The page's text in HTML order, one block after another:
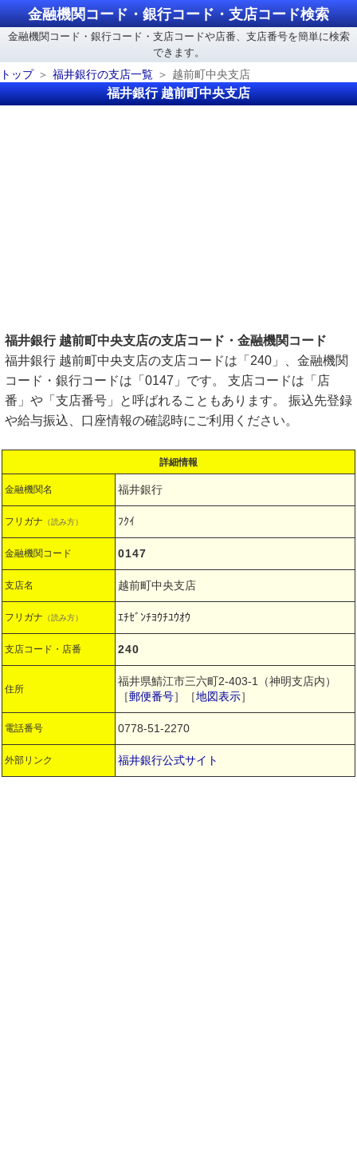
金融機関コード・銀行コード・支店コード検索
金融機関コード・銀行コード・支店コードや店番、支店番号を簡単に検索
できます。
トップ
福井銀行の支店一覧 越前町中央支店
福井銀行 越前町中央支店
福井銀行 越前町中央支店の支店コード・金融機関コード
福井銀行 越前町中央支店の支店コードは「240」、金融機関
コード・銀行コードは「0147」です。 支店コードは「店
番」や「支店番号」と呼ばれることもあります。 振込先登録
や給与振込、口座情報の確認時にご利用ください。
詳細情報
金融機関名 福井銀行
フリガナ （読み方） ﾌｸｲ
金融機関コード 0147
支店名 越前町中央支店
フリガナ （読み方） ｴﾁｾﾞﾝﾁﾖｳﾁﾕｳｵｳ
支店コード・店番 240
住所
福井県鯖江市三六町2-403-1（神明支店内）
［郵便番号］［地図表示］
電話番号 0778-51-2270
外部リンク 福井銀行公式サイト